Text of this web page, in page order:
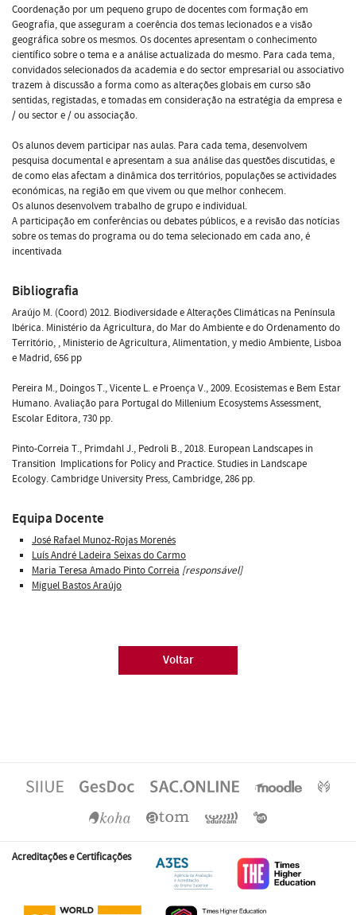
Coordenação por um pequeno grupo de docentes com formação em
Geografia, que asseguram a coerência dos temas lecionados e a visão
geográfica sobre os mesmos. Os docentes apresentam o conhecimento
científico sobre o tema e a análise actualizada do mesmo. Para cada tema,
convidados selecionados da academia e do sector empresarial ou associativo
trazem à discussão a forma como as alterações globais em curso são
sentidas, registadas, e tomadas em consideração na estratégia da empresa e
/ ou sector e / ou associação.
Os alunos devem participar nas aulas. Para cada tema, desenvolvem
pesquisa documental e apresentam a sua análise das questões discutidas, e
de como elas afectam a dinâmica dos territórios, populações se actividades
económicas, na região em que vivem ou que melhor conhecem.
Os alunos desenvolvem trabalho de grupo e individual.
A participação em conferências ou debates públicos, e a revisão das notícias
sobre os temas do programa ou do tema selecionado em cada ano, é
incentivada
Bibliografia
Araújo M. (Coord) 2012. Biodiversidade e Alterações Climáticas na Península
Ibérica. Ministério da Agricultura, do Mar do Ambiente e do Ordenamento do
Território, , Ministerio de Agricultura, Alimentation, y medio Ambiente, Lisboa
e Madrid, 656 pp
Pereira M., Doingos T., Vicente L. e Proença V., 2009. Ecosistemas e Bem Estar
Humano. Avaliação para Portugal do Millenium Ecosystems Assessment,
Escolar Editora, 730 pp.
Pinto-Correia T., Primdahl J., Pedroli B., 2018. European Landscapes in
Transition  Implications for Policy and Practice. Studies in Landscape
Ecology. Cambridge University Press, Cambridge, 286 pp.
Equipa Docente
José Rafael Munoz-Rojas Morenés
Luís André Ladeira Seixas do Carmo
Maria Teresa Amado Pinto Correia [responsável]
Miguel Bastos Araújo
Voltar
Acreditações e Certificações